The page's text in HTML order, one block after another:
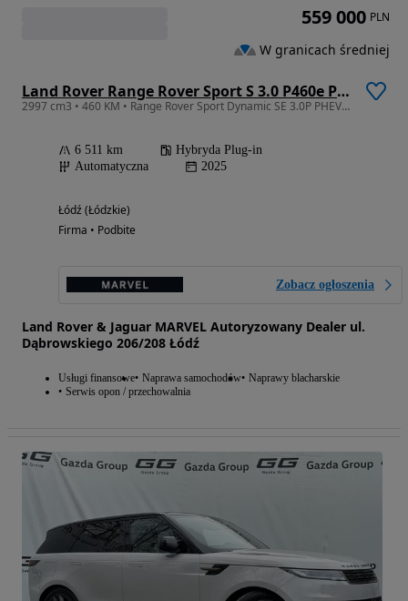
Land Rover Range Rover Sport S 3.0 P460e PHEV Dynamic SE
2997 cm3 • 460 KM • Range Rover Sport Dynamic SE 3.0P PHEV 460KM AWD / Polski Salon / ASO
6 511 km
Hybryda Plug-in
Automatyczna
2025
Łódź (Łódzkie)
Firma • Podbite
Zobacz ogłoszenia
Land Rover & Jaguar MARVEL Autoryzowany Dealer ul.
Dąbrowskiego 206/208 Łódź
Usługi finansowe Naprawa samochodów Naprawy blacharskie
Serwis opon / przechowalnia
559 000 PLN
W granicach średniej